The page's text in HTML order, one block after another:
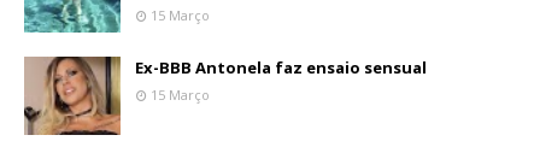
15 Março
Ex-BBB Antonela faz ensaio sensual
15 Março